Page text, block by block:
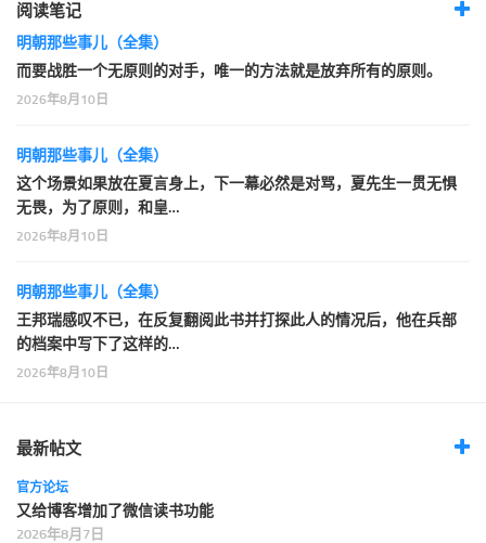
阅读笔记
明朝那些事儿（全集）
而要战胜一个无原则的对手，唯一的方法就是放弃所有的原则。
2026年8月10日
明朝那些事儿（全集）
这个场景如果放在夏言身上，下一幕必然是对骂，夏先生一贯无惧
无畏，为了原则，和皇…
2026年8月10日
明朝那些事儿（全集）
王邦瑞感叹不已，在反复翻阅此书并打探此人的情况后，他在兵部
的档案中写下了这样的…
2026年8月10日
最新帖文
官方论坛
又给博客增加了微信读书功能
2026年8月7日